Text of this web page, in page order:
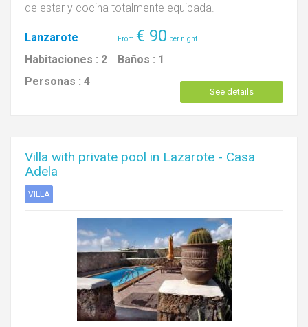
de estar y cocina totalmente equipada.
Lanzarote € 90
Habitaciones : 2 Baños : 1
Personas : 4
See details
Villa with private pool in Lazarote - Casa
Adela
VILLA